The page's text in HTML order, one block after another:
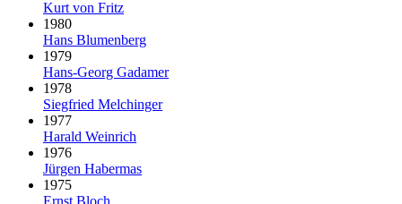
Kurt von Fritz
1980
Hans Blumenberg
1979
Hans-Georg Gadamer
1978
Siegfried Melchinger
1977
Harald Weinrich
1976
Jürgen Habermas
1975
Ernst Bloch